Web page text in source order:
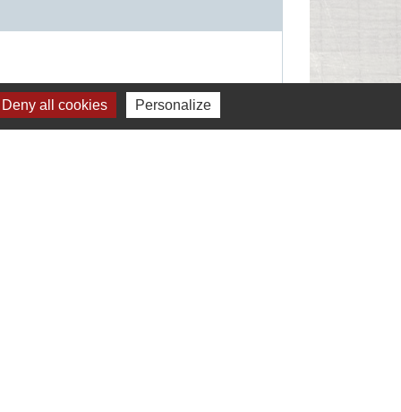
Deny all cookies Personalize